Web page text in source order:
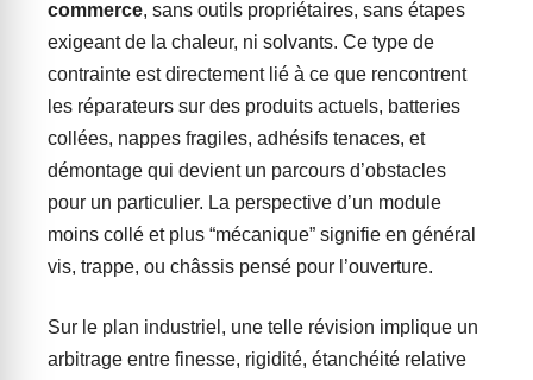
commerce, sans outils propriétaires, sans étapes
exigeant de la chaleur, ni solvants. Ce type de
contrainte est directement lié à ce que rencontrent
les réparateurs sur des produits actuels, batteries
collées, nappes fragiles, adhésifs tenaces, et
démontage qui devient un parcours d’obstacles
pour un particulier. La perspective d’un module
moins collé et plus “mécanique” signifie en général
vis, trappe, ou châssis pensé pour l’ouverture.
Sur le plan industriel, une telle révision implique un
arbitrage entre finesse, rigidité, étanchéité relative